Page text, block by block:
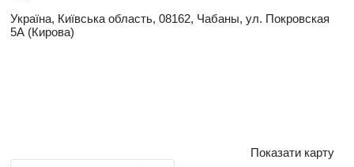
Україна, Київська область, 08162, Чабаны, ул. Покровская
5А (Кирова)
Показати карту